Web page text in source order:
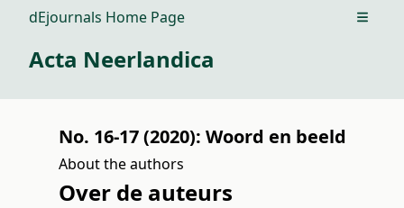
dEjournals Home Page Open
Acta Neerlandica
No. 16-17 (2020): Woord en beeld
About the authors
Over de auteurs